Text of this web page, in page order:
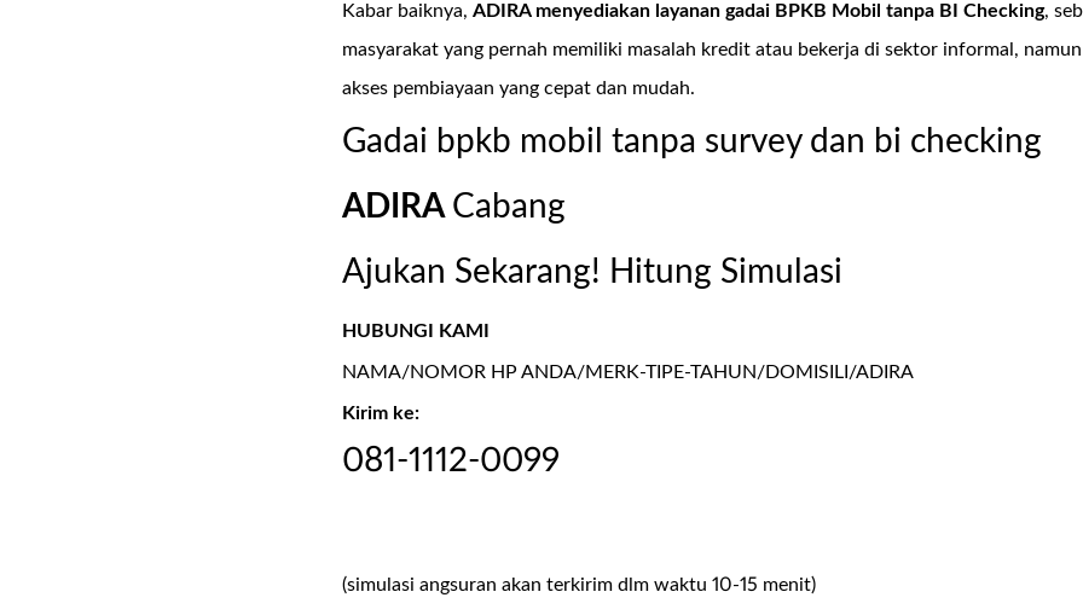
Kabar baiknya,ADIRA menyediakan layanangadai BPKB Mobil tanpa BI Checking,
masyarakat yang pernah memiliki masalah kredit atau bekerja di sektor informal,
akses pembiayaan yang cepat dan mudah.
Gadai bpkb mobil tanpa survey dan bi checking
ADIRA Cabang
Ajukan Sekarang! Hitung Simulasi
HUBUNGI KAMI
NAMA/NOMOR HP ANDA/MERK-TIPE-TAHUN/DOMISILI/ADIRA
Kirim ke:
081-1112-0099
(simulasi angsuran akan terkirim dlm waktu 10-15 menit)